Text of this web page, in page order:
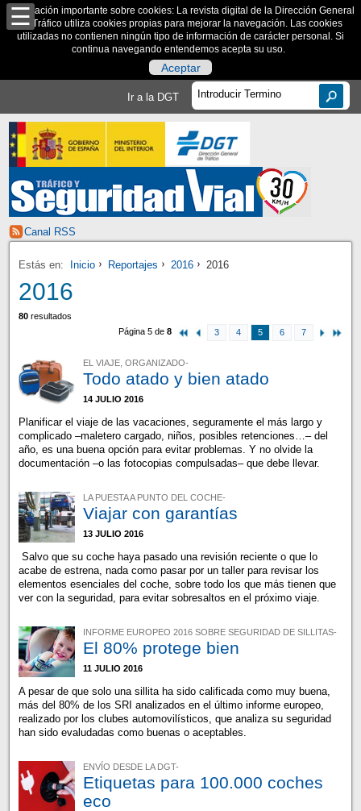
Información importante sobre cookies: La revista digital de la Dirección General
de Tráfico utiliza cookies propias para mejorar la navegación. Las cookies
utilizadas no contienen ningún tipo de información de carácter personal. Si
continua navegando entendemos acepta su uso.
Aceptar
Ir a la DGT
Canal RSS
Estás en: Inicio Reportajes 2016 2016
2016
80resultados
Página 5 de8 3 4 5 6 7
EL VIAJE, ORGANIZADO-
Todo atado y bien atado
14 JULIO 2016
Planificar el viaje de las vacaciones, seguramente el más largo y
complicado –maletero cargado, niños, posibles retenciones…– del
año, es una buena opción para evitar problemas. Y no olvide la
documentación –o las fotocopias compulsadas– que debe llevar.
LA PUESTA A PUNTO DEL COCHE-
Viajar con garantías
13 JULIO 2016
Salvo que su coche haya pasado una revisión reciente o que lo
acabe de estrena, nada como pasar por un taller para revisar los
elementos esenciales del coche, sobre todo los que más tienen que
ver con la seguridad, para evitar sobresaltos en el próximo viaje.
INFORME EUROPEO 2016 SOBRE SEGURIDAD DE SILLITAS-
El 80% protege bien
11 JULIO 2016
A pesar de que solo una sillita ha sido calificada como muy buena,
más del 80% de los SRI analizados en el último informe europeo,
realizado por los clubes automovilísticos, que analiza su seguridad
han sido evaludadas como buenas o aceptables.
ENVÍO DESDE LA DGT-
Etiquetas para 100.000 coches
eco